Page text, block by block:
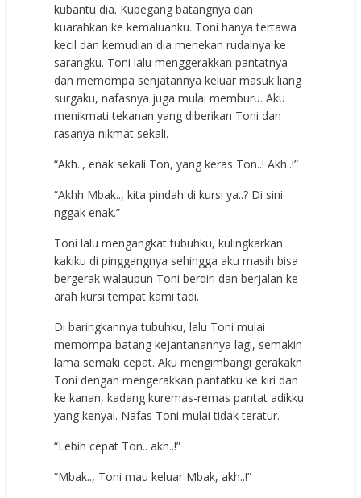
kubantu dia. Kupegang batangnya dan
kuarahkan ke kemaluanku. Toni hanya tertawa
kecil dan kemudian dia menekan rudalnya ke
sarangku. Toni lalu menggerakkan pantatnya
dan memompa senjatannya keluar masuk liang
surgaku, nafasnya juga mulai memburu. Aku
menikmati tekanan yang diberikan Toni dan
rasanya nikmat sekali.
“Akh.., enak sekali Ton, yang keras Ton..! Akh..!”
“Akhh Mbak.., kita pindah di kursi ya..? Di sini
nggak enak.”
Toni lalu mengangkat tubuhku, kulingkarkan
kakiku di pinggangnya sehingga aku masih bisa
bergerak walaupun Toni berdiri dan berjalan ke
arah kursi tempat kami tadi.
Di baringkannya tubuhku, lalu Toni mulai
memompa batang kejantanannya lagi, semakin
lama semaki cepat. Aku mengimbangi gerakakn
Toni dengan mengerakkan pantatku ke kiri dan
ke kanan, kadang kuremas-remas pantat adikku
yang kenyal. Nafas Toni mulai tidak teratur.
“Lebih cepat Ton.. akh..!”
“Mbak.., Toni mau keluar Mbak, akh..!”